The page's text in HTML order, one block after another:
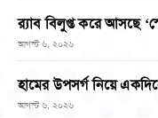
র‌্যাব বিলুপ্ত করে আসছে
আগস্ট ৬, ২০২৬
হামের উপসর্গ নিয়ে
আগস্ট ৬, ২০২৬